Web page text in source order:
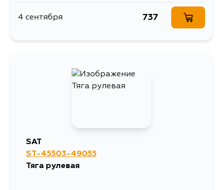
4 сентября 737
SAT
ST-45503-49055
Тяга рулевая